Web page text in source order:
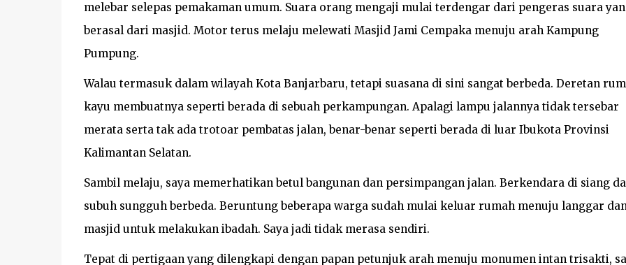
melebar selepas pemakaman umum. Suara orang mengaji mulai terdengar dari pengeras suara
berasal dari masjid. Motor terus melaju melewati Masjid Jami Cempaka menuju arah Kampung
Pumpung.
Walau termasuk dalam wilayah Kota Banjarbaru, tetapi suasana di sini sangat berbeda. Deretan
kayu membuatnya seperti berada di sebuah perkampungan. Apalagi lampu jalannya tidak tersebar
merata serta tak ada trotoar pembatas jalan, benar-benar seperti berada di luar Ibukota Provinsi
Kalimantan Selatan.
Sambil melaju, saya memerhatikan betul bangunan dan persimpangan jalan. Berkendara di siang
subuh sungguh berbeda. Beruntung beberapa warga sudah mulai keluar rumah menuju langgar
masjid untuk melakukan ibadah. Saya jadi tidak merasa sendiri.
Tepat di pertigaan yang dilengkapi dengan papan petunjuk arah menuju monumen intan trisakti,